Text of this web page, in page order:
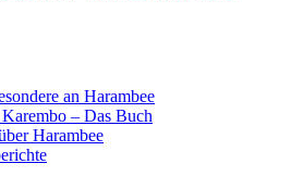
an Harambee
– Das Buch
Harambee